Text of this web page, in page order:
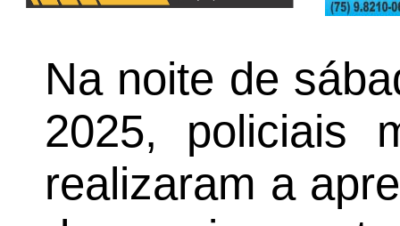
Na noite de
2025, policiais
realizaram a